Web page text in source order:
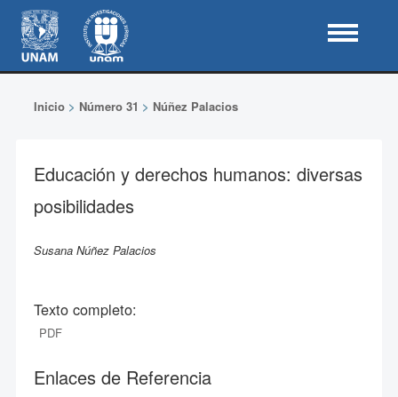
Inicio> Número 31 > Núñez Palacios
Educación y derechos humanos: diversas
posibilidades
Susana Núñez Palacios
Texto completo:
PDF
Enlaces de Referencia